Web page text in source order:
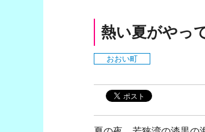
熱い夏がやっ
おおい町